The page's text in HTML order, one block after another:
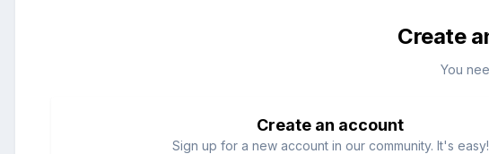
Create
You
Create an account
Sign up for a new account in our community. It's easy!